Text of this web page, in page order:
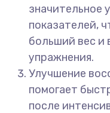
значительное
показателей,
больший вес и
упражнения.
Улучшение
помогает
после